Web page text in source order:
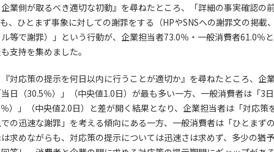
業側が取るべき適切な初動』を尋ねたところ、「詳細の事実確認の
、ひとまず事象に対しての謝罪をする（HPやSNSへの謝罪文の掲載
等で謝罪）」という行動が、企業担当者73.0％・一般消費者61.0％
支持を集めました。
対応策の提示を何日以内に行うことが適切か』を尋ねたところ、企
日（30.5％）」（中央値1.0日）が最も多い一方、一般消費者は「3
）」（中央値2.0日）と差が開く結果となり、企業担当者は「対応策
の迅速な謝罪」を考える傾向にある一方、一般消費者は「ひとまず
求めながらも、対応策の提示については迅速さは求めず、多少の猶